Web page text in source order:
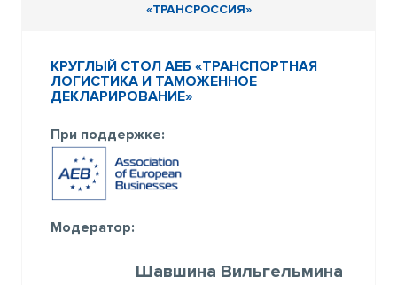
«ТРАНСРОССИЯ»
КРУГЛЫЙ СТОЛ АЕБ «ТРАНСПОРТНАЯ
ЛОГИСТИКА И ТАМОЖЕННОЕ
ДЕКЛАРИРОВАНИЕ»
При поддержке:
Модератор:
Шавшина Вильгельмина